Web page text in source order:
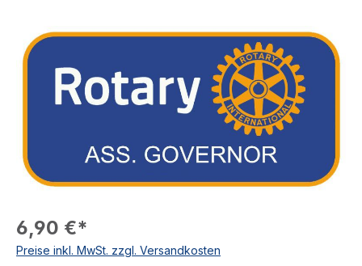
6,90 €*
Preise inkl. MwSt. zzgl. Versandkosten